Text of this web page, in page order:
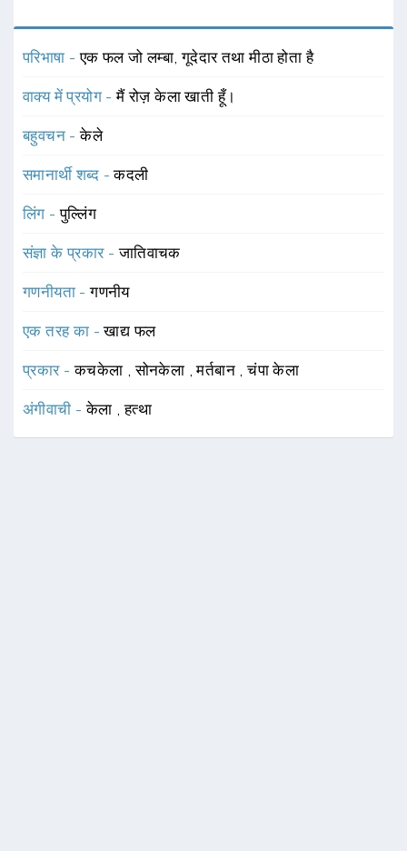
परिभाषा -एक फल जो लम्बा, गूदेदार तथा मीठा होता है
वाक्य में प्रयोग -मैं रोज़ केला खाती हूँ।
बहुवचन -केले
समानार्थी शब्द -कदली
लिंग -पुल्लिंग
संज्ञा के प्रकार -जातिवाचक
गणनीयता -गणनीय
एक तरह का -खाद्य फल
प्रकार -कचकेला ,सोनकेला ,मर्तबान ,चंपा केला
अंगीवाची -केला ,हत्था